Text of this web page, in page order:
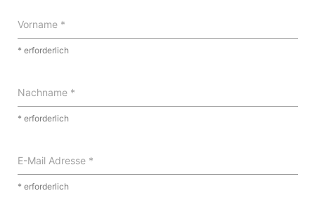
Vorname *
* erforderlich
Nachname *
* erforderlich
E-Mail Adresse *
* erforderlich